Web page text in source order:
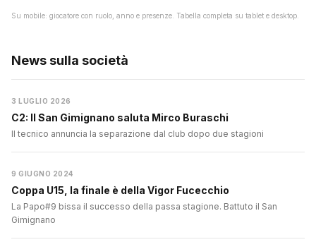
Su mobile: giocatore con ruolo, anno e presenze. Tabella completa su tablet e desktop.
News sulla società
3 LUGLIO 2026
C2: Il San Gimignano saluta Mirco Buraschi
Il tecnico annuncia la separazione dal club dopo due stagioni
9 GIUGNO 2024
Coppa U15, la finale è della Vigor Fucecchio
La Papo#9 bissa il successo della passa stagione. Battuto il San
Gimignano